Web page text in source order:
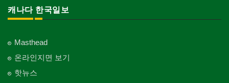
캐나다 한국일보
Masthead
온라인지면 보기
핫뉴스